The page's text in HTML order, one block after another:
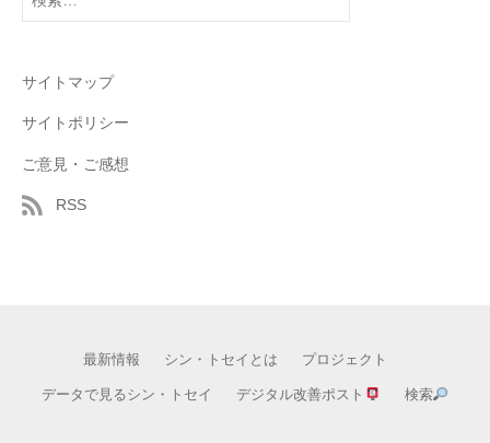
サイトマップ
サイトポリシー
ご意見・ご感想
RSS
最新情報 シン・トセイとは プロジェクト
データで見るシン・トセイ デジタル改善ポスト 検索